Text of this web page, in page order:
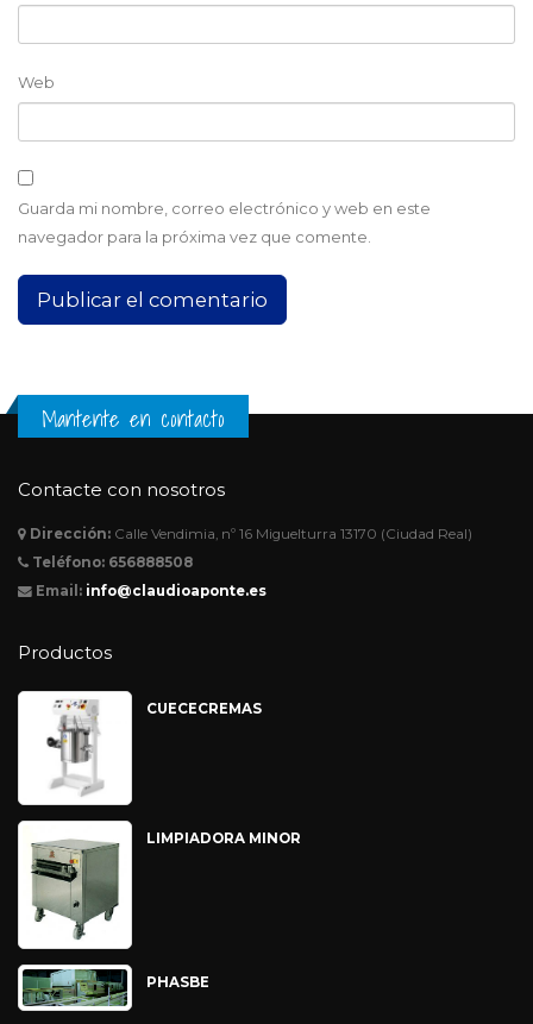
Web
Guarda mi nombre, correo electrónico y web en este
navegador para la próxima vez que comente.
Mantente en contacto
Contacte con nosotros
Dirección: Calle Vendimia, nº 16 Miguelturra 13170 (Ciudad Real)
Teléfono: 656888508
Email: info@claudioaponte.es
Productos
CUECECREMAS
LIMPIADORA MINOR
PHASBE